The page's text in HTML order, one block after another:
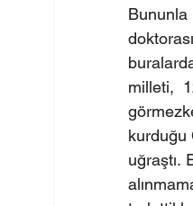
Bununla
milleti,
kurduğu
uğraştı.